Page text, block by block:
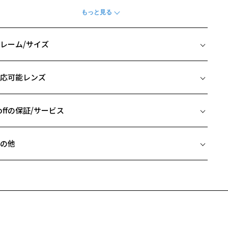
プリントしました。
43E1：サメにゃん
81F1：うさにゃん
や色味の出方に個体差があり、画像と異なる場合がございます。
ーム/サイズ
リッジ(鼻部分)の横幅：18mm
可能レンズ
フレームとレンズの合計料金を知りたい方へ
の保証/サービス
他